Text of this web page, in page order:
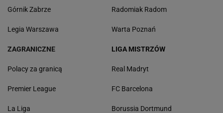
Górnik Zabrze
Legia Warszawa
Radomiak Radom
Warta Poznań
ZAGRANICZNE
Polacy za granicą
Premier League
La Liga
LIGA MISTRZÓW
Real Madryt
FC Barcelona
Borussia Dortmund